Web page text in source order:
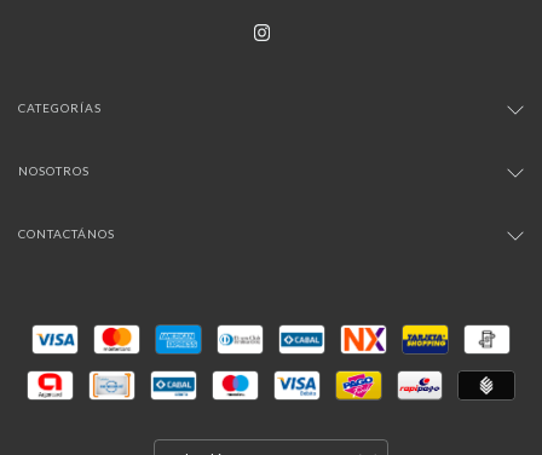
CATEGORÍAS
NOSOTROS
CONTACTÁNOS